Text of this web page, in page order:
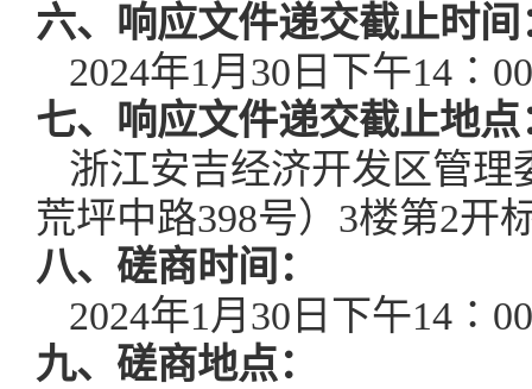
六、 响应文件递交截止时间
2024年1月 30 日 下午14
七、 响应文件递交截止地点
浙江安吉经济开发区管
荒坪中路398号）3楼第2开
八、 磋商时间：
2024年1月 30 日 下午14
九、 磋商地点：